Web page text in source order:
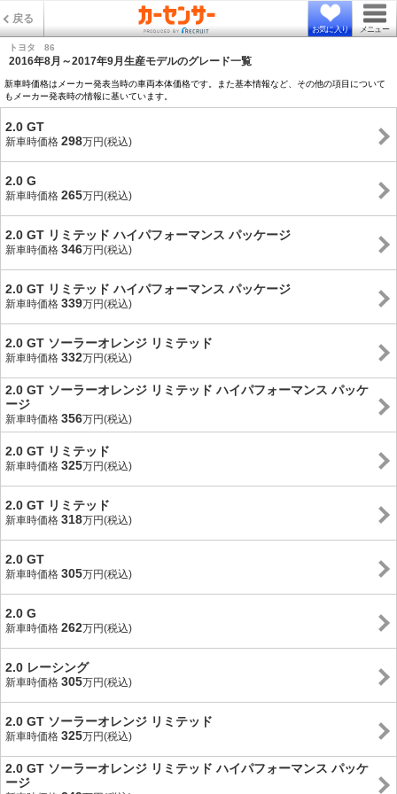
戻る
お気に入り メニュー
トヨタ 86
2016年8月～2017年9月生産モデルのグレード一覧
新車時価格はメーカー発表当時の車両本体価格です。また基本情報など、その他の項目について
もメーカー発表時の情報に基いています。
2.0 GT
新車時価格 298万円(税込)
2.0 G
新車時価格 265万円(税込)
2.0 GT リミテッド ハイパフォーマンス パッケージ
新車時価格 346万円(税込)
2.0 GT リミテッド ハイパフォーマンス パッケージ
新車時価格 339万円(税込)
2.0 GT ソーラーオレンジ リミテッド
新車時価格 332万円(税込)
2.0 GT ソーラーオレンジ リミテッド ハイパフォーマンス パッケ
ージ
新車時価格 356万円(税込)
2.0 GT リミテッド
新車時価格 325万円(税込)
2.0 GT リミテッド
新車時価格 318万円(税込)
2.0 GT
新車時価格 305万円(税込)
2.0 G
新車時価格 262万円(税込)
2.0 レーシング
新車時価格 305万円(税込)
2.0 GT ソーラーオレンジ リミテッド
新車時価格 325万円(税込)
2.0 GT ソーラーオレンジ リミテッド ハイパフォーマンス パッケ
ージ